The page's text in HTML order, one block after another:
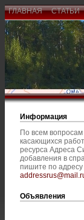
ГЛАВНАЯ СТАТЬИ
Информация
По всем вопросам
касающихся
ресурса Адреса
добавления в
пишите по адресу
Объявления